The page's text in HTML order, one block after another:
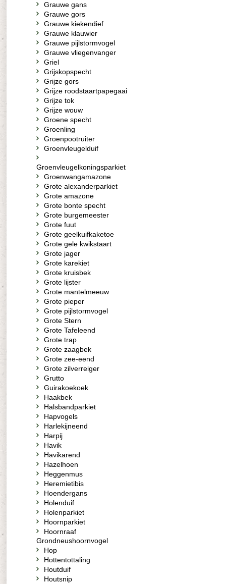
Grauwe gans
Grauwe gors
Grauwe kiekendief
Grauwe klauwier
Grauwe pijlstormvogel
Grauwe vliegenvanger
Griel
Grijskopspecht
Grijze gors
Grijze roodstaartpapegaai
Grijze tok
Grijze wouw
Groene specht
Groenling
Groenpootruiter
Groenvleugelduif
Groenvleugelkoningsparkiet
Groenwangamazone
Grote alexanderparkiet
Grote amazone
Grote bonte specht
Grote burgemeester
Grote fuut
Grote geelkuifkaketoe
Grote gele kwikstaart
Grote jager
Grote karekiet
Grote kruisbek
Grote lijster
Grote mantelmeeuw
Grote pieper
Grote pijlstormvogel
Grote Stern
Grote Tafeleend
Grote trap
Grote zaagbek
Grote zee-eend
Grote zilverreiger
Grutto
Guirakoekoek
Haakbek
Halsbandparkiet
Hapvogels
Harlekijneend
Harpij
Havik
Havikarend
Hazelhoen
Heggenmus
Heremietibis
Hoendergans
Holenduif
Holenparkiet
Hoornparkiet
Hoornraaf
Grondneushoornvogel
Hop
Hottentottaling
Houtduif
Houtsnip